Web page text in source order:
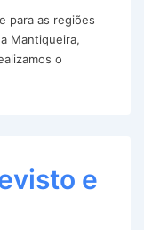
para as regiões
Mantiqueira,
o
e